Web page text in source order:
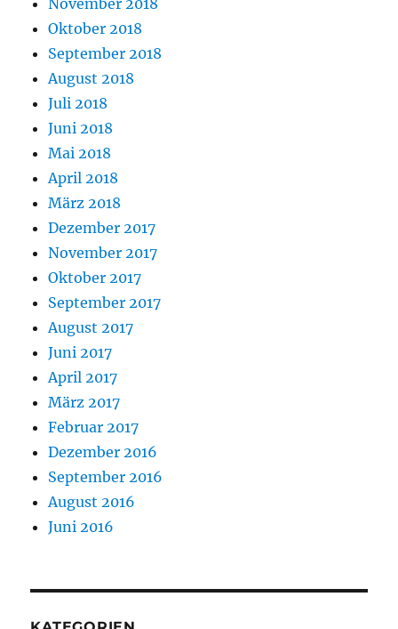
Oktober 2018
September 2018
August 2018
Juli 2018
Juni 2018
Mai 2018
April 2018
März 2018
Dezember 2017
November 2017
Oktober 2017
September 2017
August 2017
Juni 2017
April 2017
März 2017
Februar 2017
Dezember 2016
September 2016
August 2016
Juni 2016